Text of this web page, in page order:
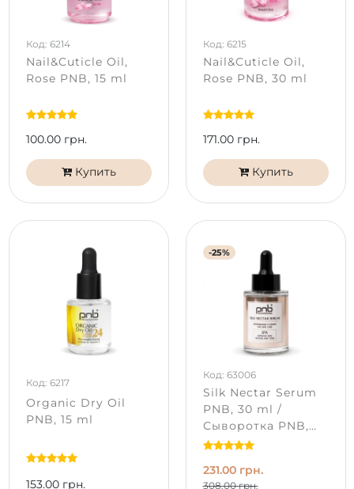
Код: 6214
Nail&Cuticle Oil,
Rose PNB, 15 ml
100.00 грн.
Купить
Код: 6215
Nail&Cuticle Oil,
Rose PNB, 30 ml
171.00 грн.
Купить
Код: 6217
Organic Dry Oil
PNB, 15 ml
153.00 грн.
-25%
Код: 63006
Silk Nectar Serum
PNB, 30 ml /
Сыворотка PNB,
Шелковый нектар
231.00 грн.
308.00 грн.